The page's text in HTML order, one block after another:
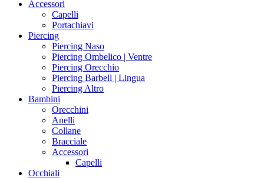
Accessori
Capelli
Portachiavi
Piercing
Piercing Naso
Piercing Ombelico | Ventre
Piercing Orecchio
Piercing Barbell | Lingua
Piercing Altro
Bambini
Orecchini
Anelli
Collane
Bracciale
Accessori
Capelli
Occhiali